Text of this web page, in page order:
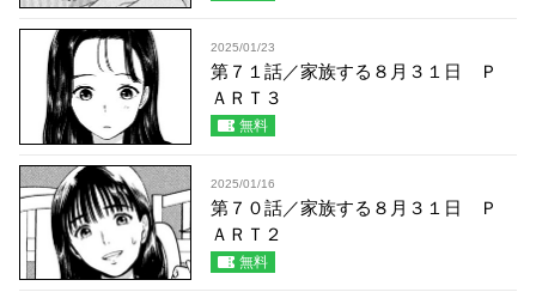
2025/01/23
第７１話／家族する８月３１日 Ｐ
ＡＲＴ３
無料
2025/01/16
第７０話／家族する８月３１日 Ｐ
ＡＲＴ２
無料